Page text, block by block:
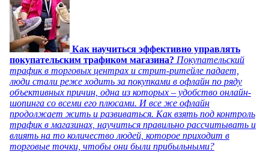
Как научиться эффективно управлять
покупательским трафиком магазина? Покупательский
трафик в торговых центрах и стрит-ритейле падает,
люди стали реже ходить за покупками в офлайн по ряду
объективных причин, одна из которых – удобство онлайн-
шопинга со всеми его плюсами. И все же офлайн
продолжает жить и развиваться. Как взять под контроль
трафик в магазинах, научиться правильно рассчитывать и
влиять на то количество людей, которое приходит в
торговые точки, чтобы они были прибыльными?